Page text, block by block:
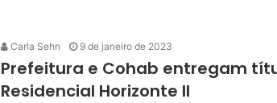
Carla Sehn 9 de janeiro de 2023
Prefeitura e Cohab entregam
Residencial Horizonte II